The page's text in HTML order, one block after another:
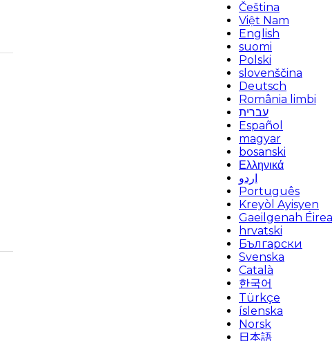
Čeština
Việt Nam
English
suomi
Polski
slovenščina
Deutsch
România limbi
עברית
Español
magyar
bosanski
Ελληνικά
اردو
Português
Kreyòl Ayisyen
Gaeilgenah
hrvatski
Български
Svenska
Català
한국어
Türkçe
íslenska
Norsk
日本語